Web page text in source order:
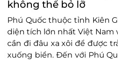
không thể bỏ lỡ
Phú Quốc thuộc tỉnh Kiên
diện tích lớn nhất Việt Nam
cần đi đâu xa xôi để được
xuống biển. Đến với Phú